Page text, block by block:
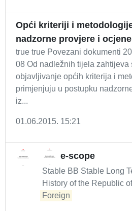
Opći kriteriji i
nadzorne provjere i ocjene
true true Povezani dokumenti
08 Od nadležnih tijela zahtijeva
objavljivanje općih kriterija i
primjenjuju u postupku
iz...
01.06.2015. 15:21
e-scope
Stable BB Stable Long
History of the Republic
Foreign